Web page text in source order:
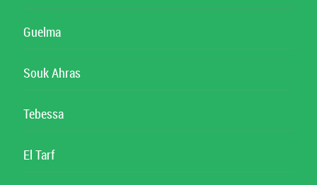
Guelma
Souk Ahras
Tebessa
El Tarf